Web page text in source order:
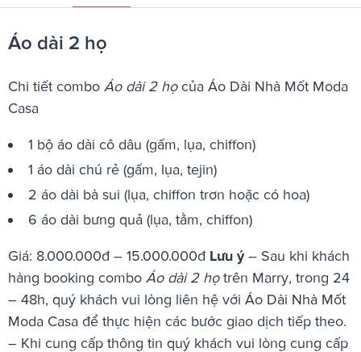
Áo dài 2 họ
Chi tiết combo Áo dài 2 họ của Áo Dài Nhà Mốt Moda
Casa
1 bộ áo dài cô dâu (gấm, lụa, chiffon)
1 áo dài chú rẻ (gấm, lụa, tejin)
2 áo dài bà sui (lụa, chiffon trơn hoặc có hoa)
6 áo dài bưng quả (lụa, tằm, chiffon)
Giá: 8.000.000đ – 15.000.000đ Lưu ý– Sau khi khách
hàng booking combo Áo dài 2 họtrên Marry, trong 24
– 48h, quý khách vui lòng liên hệ với Áo Dài Nhà Mốt
Moda Casa để thực hiện các bước giao dịch tiếp theo.
– Khi cung cấp thông tin quý khách vui lòng cung cấp